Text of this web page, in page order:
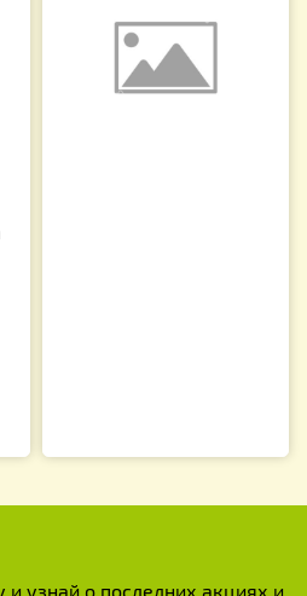
узнай о последних акциях и